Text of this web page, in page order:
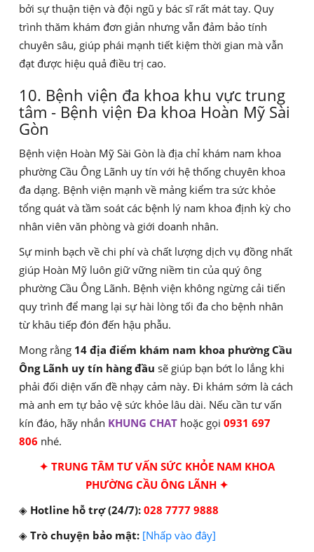
bởi sự thuận tiện và đội ngũ y bác sĩ rất mát tay. Quy
trình thăm khám đơn giản nhưng vẫn đảm bảo tính
chuyên sâu, giúp phái mạnh tiết kiệm thời gian mà vẫn
đạt được hiệu quả điều trị cao.
10. Bệnh viện đa khoa khu vực trung
tâm - Bệnh viện Đa khoa Hoàn Mỹ Sài
Gòn
Bệnh viện Hoàn Mỹ Sài Gòn là địa chỉ khám nam khoa
phường Cầu Ông Lãnh uy tín với hệ thống chuyên khoa
đa dạng. Bệnh viện mạnh về mảng kiểm tra sức khỏe
tổng quát và tầm soát các bệnh lý nam khoa định kỳ cho
nhân viên văn phòng và giới doanh nhân.
Sự minh bạch về chi phí và chất lượng dịch vụ đồng nhất
giúp Hoàn Mỹ luôn giữ vững niềm tin của quý ông
phường Cầu Ông Lãnh. Bệnh viện không ngừng cải tiến
quy trình để mang lại sự hài lòng tối đa cho bệnh nhân
từ khâu tiếp đón đến hậu phẫu.
Mong rằng 14 địa điểm khám nam khoa phường Cầu
Ông Lãnh uy tín hàng đầu sẽ giúp bạn bớt lo lắng khi
phải đối diện vấn đề nhạy cảm này. Đi khám sớm là cách
mà anh em tự bảo vệ sức khỏe lâu dài. Nếu cần tư vấn
kín đáo, hãy nhắn KHUNG CHAT hoặc gọi 0931 697
806 nhé.
✦ TRUNG TÂM TƯ VẤN SỨC KHỎE NAM KHOA
PHƯỜNG CẦU ÔNG LÃNH ✦
◈ Hotline hỗ trợ (24/7): 028 7777 9888
◈ Trò chuyện bảo mật: [Nhấp vào đây]